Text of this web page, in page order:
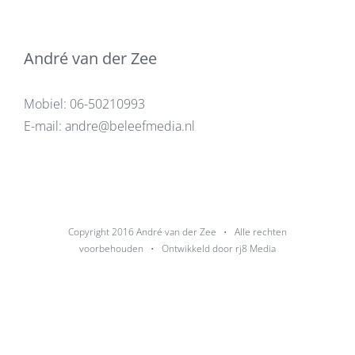
André van der Zee
Mobiel: 06-50210993
E-mail: andre@beleefmedia.nl
Copyright 2016André van der Zee • Alle rechten
voorbehouden • Ontwikkeld door rj8 Media